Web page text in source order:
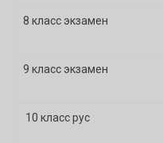
8 класс экзамен
9 класс экзамен
10 класс рус